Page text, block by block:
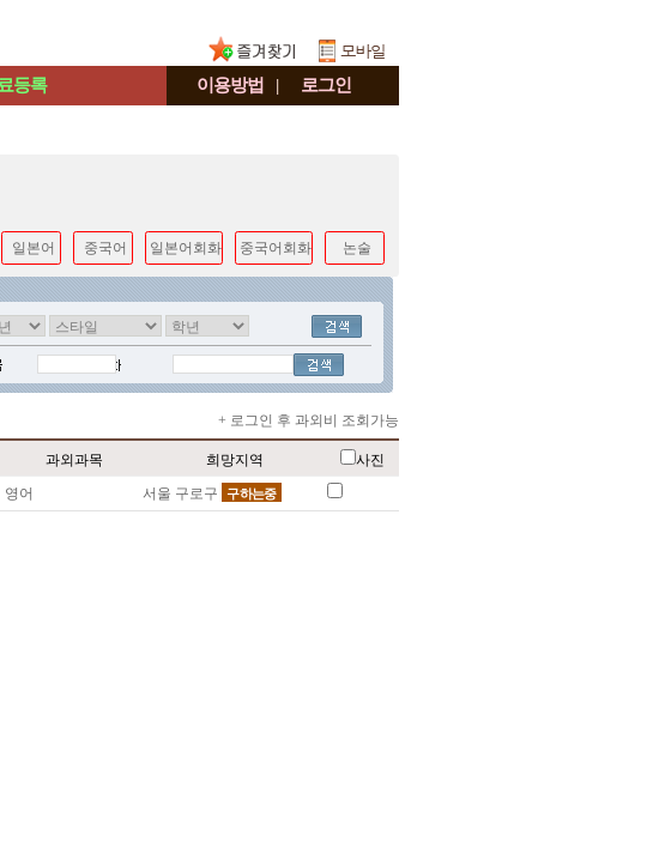
등록 이용방법 | 로그인
일본어 중국어 일본어회화 중국어회화 논술
+ 로그인 후 과외비 조회가능
과외과목 희망지역
사진
영어 서울 구로구 구하는중